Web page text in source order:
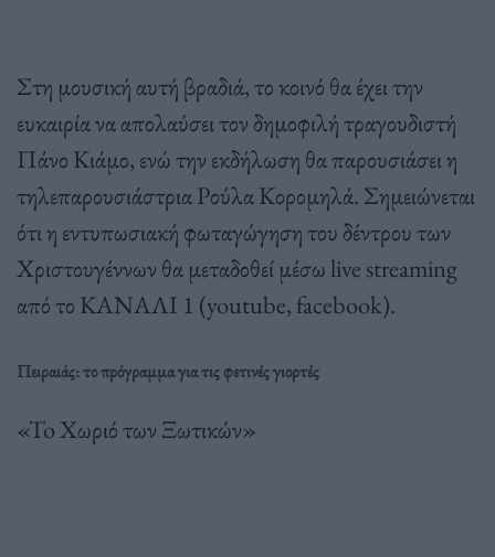
Στη μουσική αυτή βραδιά, το κοινό θα έχει την
ευκαιρία να απολαύσει τον δημοφιλή τραγουδιστή
Πάνο Κιάμο, ενώ την εκδήλωση θα παρουσιάσει η
τηλεπαρουσιάστρια Ρούλα Κορομηλά. Σημειώνεται
ότι η εντυπωσιακή φωταγώγηση του δέντρου των
Χριστουγέννων θα μεταδοθεί μέσω live streaming
από το ΚΑΝΑΛΙ 1 (youtube, facebook).
Πειραιάς: το πρόγραμμα για τις φετινές γιορτές
«To Χωριό των Ξωτικών»